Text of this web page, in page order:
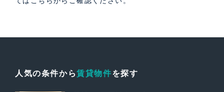
人気の条件から賃貸物件を探す